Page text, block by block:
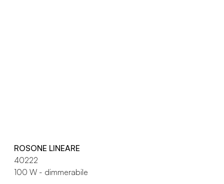
ROSONE LINEARE
40222
100 W - dimmerabile